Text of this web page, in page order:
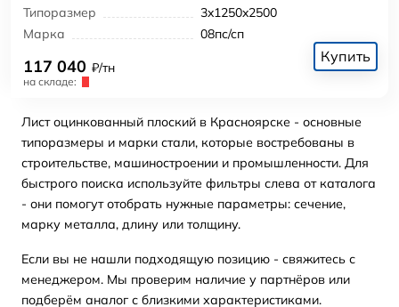
Типоразмер
3x1250x2500
Марка
08пс/сп
117 040 ₽/тн
на складе:
Купить
Лист оцинкованный плоский в Красноярске - основные
типоразмеры и марки стали, которые востребованы в
строительстве, машиностроении и промышленности. Для
быстрого поиска используйте фильтры слева от каталога
- они помогут отобрать нужные параметры: сечение,
марку металла, длину или толщину.
Если вы не нашли подходящую позицию - свяжитесь с
менеджером. Мы проверим наличие у партнёров или
подберём аналог с близкими характеристиками.